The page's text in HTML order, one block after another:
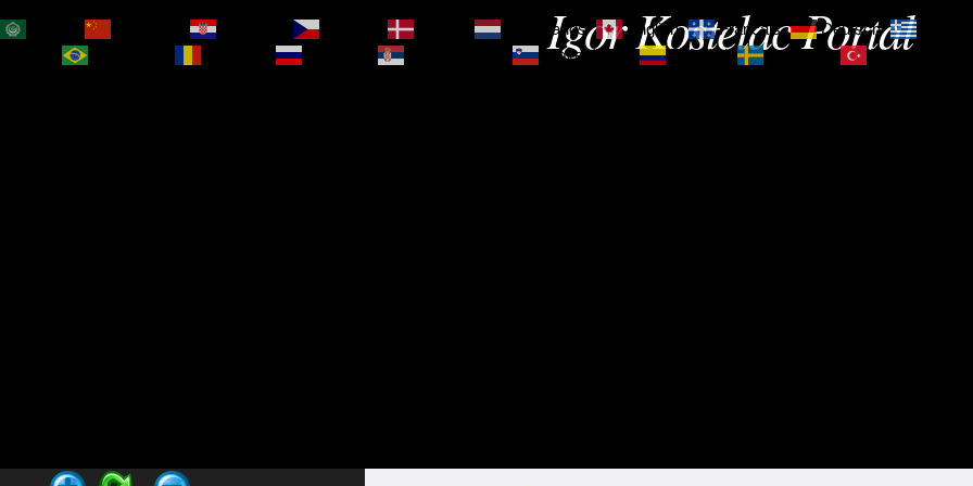
Igor Kostelac Portal
Nederlands English Français Deutsch
Slovenščina Español Svenska Türkçe